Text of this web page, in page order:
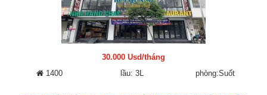
30.000 Usd/tháng
1400
lầu: 3L phòng:Suốt